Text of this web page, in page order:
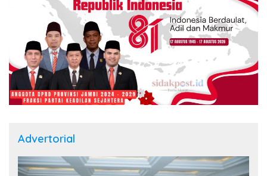
Advertorial